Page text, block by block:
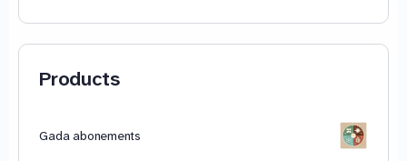
Products
Gada abonements